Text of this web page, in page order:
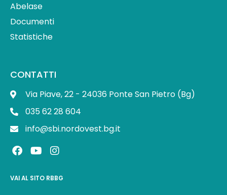
Abelase
Documenti
Statistiche
CONTATTI
Via Piave, 22 - 24036 Ponte San Pietro (Bg)
035 62 28 604
info@sbi.nordovest.bg.it
F
a
e
Y
o
t
I
n
t
VAI AL SITO RBBG